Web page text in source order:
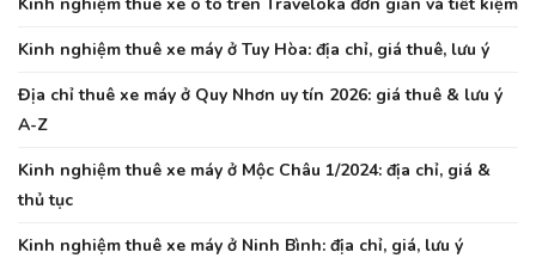
Kinh nghiệm thuê xe máy ở Tuy Hòa: địa chỉ, giá thuê, lưu ý
Địa chỉ thuê xe máy ở Quy Nhơn uy tín 2026: giá thuê & lưu ý
A-Z
Kinh nghiệm thuê xe máy ở Mộc Châu 1/2024: địa chỉ, giá &
thủ tục
Kinh nghiệm thuê xe máy ở Ninh Bình: địa chỉ, giá, lưu ý